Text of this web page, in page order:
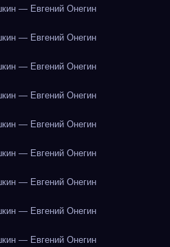
— Евгений Онегин
— Евгений Онегин
— Евгений Онегин
— Евгений Онегин
— Евгений Онегин
— Евгений Онегин
— Евгений Онегин
— Евгений Онегин
— Евгений Онегин